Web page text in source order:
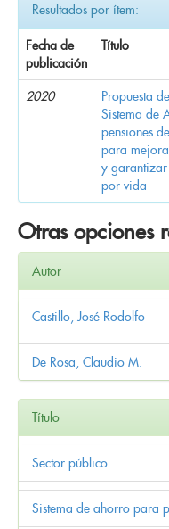
Resultados por ítem:
Fecha de
publicación
Título
2020
Propuesta
Sistema de
pensiones
para
y garantizar
por vida
Otras opciones
Autor
Castillo, José Rodolfo
De Rosa, Claudio M.
Título
Sector público
Sistema de ahorro para